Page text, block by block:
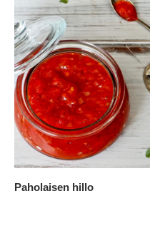
Paholaisen hillo